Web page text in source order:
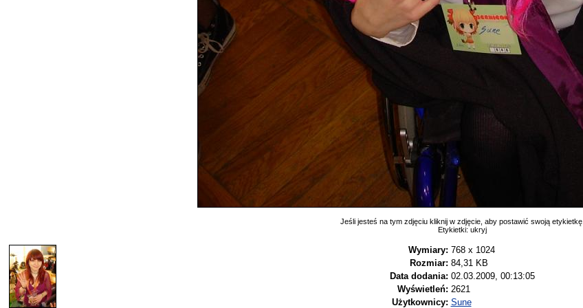
Jeśli jesteś na tym zdjęciu kliknij w zdjęcie, aby postawić swoją etykietkę.
Etykietki: ukryj
Wymiary: 768 x 1024
Rozmiar: 84,31 KB
Data dodania: 02.03.2009, 00:13:05
Wyświetleń: 2621
Użytkownicy: Sune